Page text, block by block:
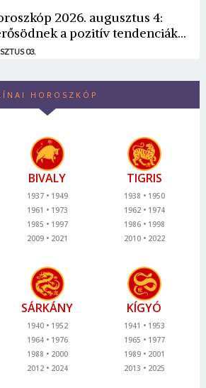
2026. augusztus 4:
a pozitív tendenciák...
03.
HOROSZKÓP
BIVALY
1937
1949
1961
1973
1985
1997
2009
2021
TIGRIS
1938
1950
1962
1974
1986
1998
2010
2022
SÁRKÁNY
1940
1952
1964
1976
1988
2000
2012
2024
KÍGYÓ
1941
1953
1965
1977
1989
2001
2013
2025